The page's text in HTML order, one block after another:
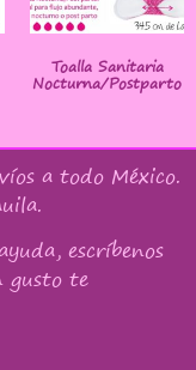
Toalla Sanitaria
Nocturna/Postparto
a todo México.
escríbenos
gusto te